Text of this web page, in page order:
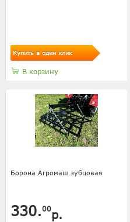
Купить в один клик
В корзину
Борона Агромаш зубцовая
330.00р.